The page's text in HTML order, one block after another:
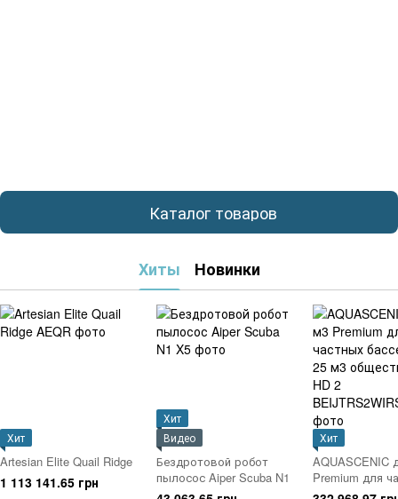
Каталог товаров
Хиты Новинки
Хит
Artesian Elite Quail Ridge
1 113 141.65 грн
Хит
Видео
Бездротовой робот
пылосос Aiper Scuba N1
Хит
AQUASCENIC
Premium для
бассейнов (до